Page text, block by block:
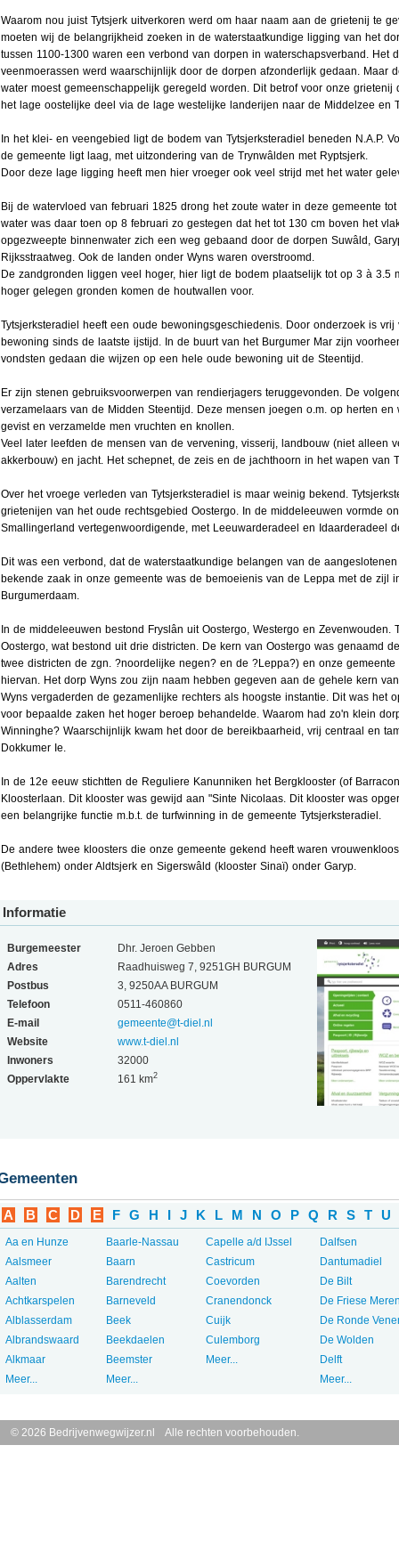
Waarom nou juist Tytsjerk uitverkoren werd om haar naam aan de grietenij te
moeten wij de belangrijkheid zoeken in de waterstaatkundige ligging van het
tussen 1100-1300 waren een verbond van dorpen in waterschapsverband. Het
veenmoerassen werd waarschijnlijk door de dorpen afzonderlijk gedaan. Maar
water moest gemeenschappelijk geregeld worden. Dit betrof voor onze
het lage oostelijke deel via de lage westelijke landerijen naar de Middelzee en
In het klei- en veengebied ligt de bodem van Tytsjerksteradiel beneden N.A.P.
de gemeente ligt laag, met uitzondering van de Trynwâlden met Ryptsjerk.
Door deze lage ligging heeft men hier vroeger ook veel strijd met het water
Bij de watervloed van februari 1825 drong het zoute water in deze gemeente
water was daar toen op 8 februari zo gestegen dat het tot 130 cm boven het
opgezweepte binnenwater zich een weg gebaand door de dorpen Suwâld,
Rijksstraatweg. Ook de landen onder Wyns waren overstroomd.
De zandgronden liggen veel hoger, hier ligt de bodem plaatselijk tot op 3 à 3.5
hoger gelegen gronden komen de houtwallen voor.
Tytsjerksteradiel heeft een oude bewoningsgeschiedenis. Door onderzoek is
bewoning sinds de laatste ijstijd. In de buurt van het Burgumer Mar zijn
vondsten gedaan die wijzen op een hele oude bewoning uit de Steentijd.
Er zijn stenen gebruiksvoorwerpen van rendierjagers teruggevonden. De
verzamelaars van de Midden Steentijd. Deze mensen joegen o.m. op herten en
gevist en verzamelde men vruchten en knollen.
Veel later leefden de mensen van de vervening, visserij, landbouw (niet alleen
akkerbouw) en jacht. Het schepnet, de zeis en de jachthoorn in het wapen van
Over het vroege verleden van Tytsjerksteradiel is maar weinig bekend.
grietenijen van het oude rechtsgebied Oostergo. In de middeleeuwen vormde
Smallingerland vertegenwoordigende, met Leeuwarderadeel en Idaarderadeel
Dit was een verbond, dat de waterstaatkundige belangen van de
bekende zaak in onze gemeente was de bemoeienis van de Leppa met de zijl
Burgumerdaam.
In de middeleeuwen bestond Fryslân uit Oostergo, Westergo en Zevenwouden.
Oostergo, wat bestond uit drie districten. De kern van Oostergo was genaamd
twee districten de zgn. ?noordelijke negen? en de ?Leppa?) en onze
hiervan. Het dorp Wyns zou zijn naam hebben gegeven aan de gehele kern
Wyns vergaderden de gezamenlijke rechters als hoogste instantie. Dit was het
voor bepaalde zaken het hoger beroep behandelde. Waarom had zo'n klein
Winninghe? Waarschijnlijk kwam het door de bereikbaarheid, vrij centraal en
Dokkumer Ie.
In de 12e eeuw stichtten de Reguliere Kanunniken het Bergklooster (of
Kloosterlaan. Dit klooster was gewijd aan "Sinte Nicolaas. Dit klooster was
een belangrijke functie m.b.t. de turfwinning in de gemeente Tytsjerksteradiel.
De andere twee kloosters die onze gemeente gekend heeft waren
(Bethlehem) onder Aldtsjerk en Sigerswâld (klooster Sinaï) onder Garyp.
Informatie
Burgemeester
Dhr. Jeroen Gebben
Adres
Raadhuisweg 7, 9251GH BURGUM
Postbus
3, 9250AA BURGUM
Telefoon
0511-460860
E-mail
gemeente@t-diel.nl
Website
www.t-diel.nl
Inwoners
32000
Oppervlakte
161 km2
A B C D E F G H I J K L M N O P Q R S T U
Aa en Hunze
Aalsmeer
Aalten
Achtkarspelen
Alblasserdam
Albrandswaard
Alkmaar
Meer...
Baarle-Nassau
Baarn
Barendrecht
Barneveld
Beek
Beekdaelen
Beemster
Meer...
Capelle a/d IJssel
Castricum
Coevorden
Cranendonck
Cuijk
Culemborg
Meer...
Dalfsen
Dantumadiel
De Bilt
De Friese
De Ronde
De Wolden
Delft
Meer...
© 2026 Bedrijvenwegwijzer.nl Alle rechten voorbehouden.